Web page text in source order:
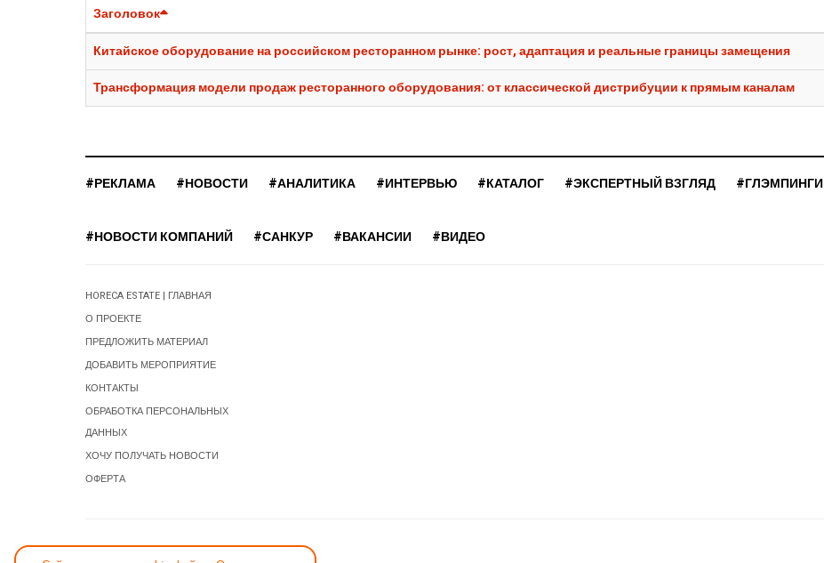
Заголовок
Китайское оборудование на российском ресторанном рынке: рост, адаптация и реальные границы замещения
Трансформация модели продаж ресторанного оборудования: от классической дистрибуции к прямым каналам
#РЕКЛАМА #НОВОСТИ #АНАЛИТИКА #ИНТЕРВЬЮ #КАТАЛОГ #ЭКСПЕРТНЫЙ ВЗГЛЯД #ГЛЭМПИНГИ
#НОВОСТИ КОМПАНИЙ #САНКУР #ВАКАНСИИ #ВИДЕО
HORECA ESTATE | ГЛАВНАЯ
О ПРОЕКТЕ
ПРЕДЛОЖИТЬ МАТЕРИАЛ
ДОБАВИТЬ МЕРОПРИЯТИЕ
КОНТАКТЫ
ОБРАБОТКА ПЕРСОНАЛЬНЫХ
ДАННЫХ
ХОЧУ ПОЛУЧАТЬ НОВОСТИ
ОФЕРТА